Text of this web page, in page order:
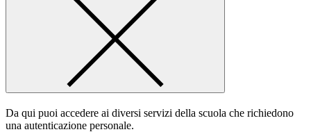
Da qui puoi accedere ai diversi servizi della scuola che richiedono
una autenticazione personale.